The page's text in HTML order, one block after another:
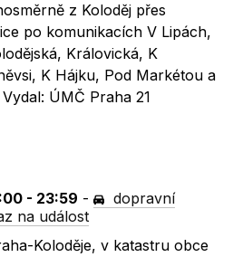
z Koloděj přes
po komunikacích V Lipách,
Královická, K
K Hájku, Pod Markétou a
ÚMČ Praha 21
- 23:59 -
dopravní
na událost
Koloděje, v katastru obce